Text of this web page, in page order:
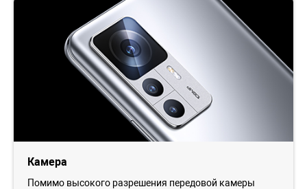
Камера
Помимо высокого разрешения передовой камеры